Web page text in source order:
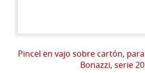
Pincel en vajo sobre cartón,
Bonazzi, serie